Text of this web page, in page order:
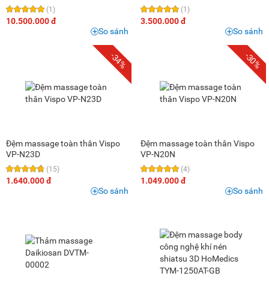
(1)
10.500.000 đ
So sánh
(1)
3.500.000 đ
So sánh
-34%
Đệm massage toàn thân Vispo
VP-N23D
(15)
1.640.000 đ
So sánh
-30%
Đệm massage toàn thân Vispo
VP-N20N
(4)
1.049.000 đ
So sánh